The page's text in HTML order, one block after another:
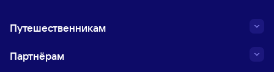
Путешественникам
Партнёрам